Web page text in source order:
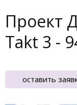
Проект
Takt 3 -
оставить